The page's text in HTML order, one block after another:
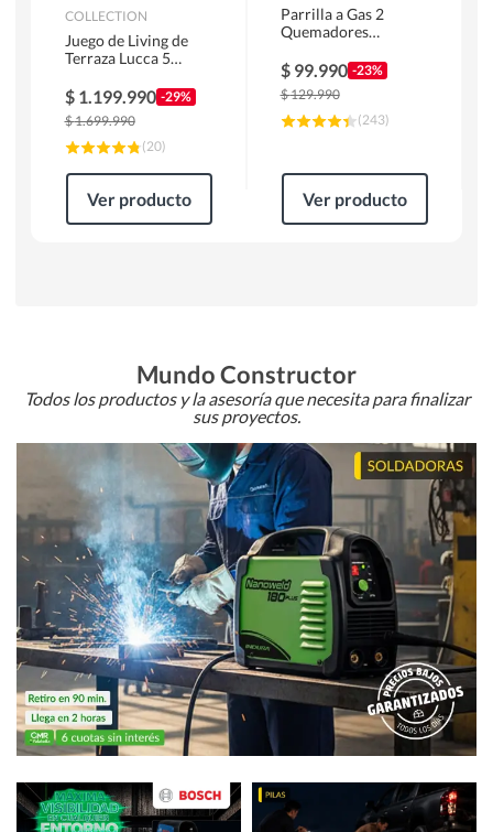
COLLECTION
Juego de Living de
Terraza Lucca 5
$ 1.199.990 -29%
$1.699.990
(20)
Ver producto
Parrilla a Gas 2
Quemadores
$ 99.990 -23%
$129.990
(243)
Ver producto
Mundo Constructor
Todos los productos y la asesoría que necesita para finalizar
sus proyectos.